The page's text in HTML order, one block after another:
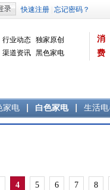
行业动态 独家原创
渠道资讯 黑色家电
消
费
家电 白色家电 生活
4 5 6 7 8